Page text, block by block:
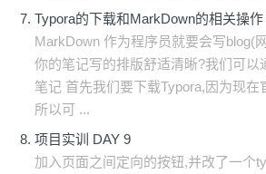
Typora的下载和MarkDown的相关操作
MarkDown 作为程序员就要会写blog(
你的笔记写的排版舒适清晰?我们可以
笔记 首先我们要下载Typora,因为现在
所以可 ...
项目实训 DAY 9
加入页面之间定向的按钮,并改了一个